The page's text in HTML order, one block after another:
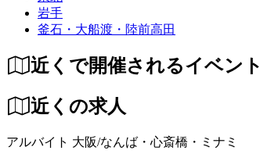
岩手
釜石・大船渡・陸前高田
近くで開催されるイベント
近くの求人
アルバイト 大阪/なんば・心斎橋・ミナミ